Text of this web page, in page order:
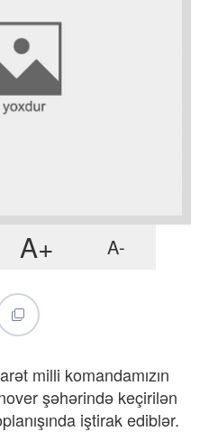
A+ A-
milli komandamızın
şəhərində keçirilən
iştirak ediblər.